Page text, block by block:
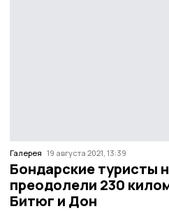
Галерея 19 августа 2021, 13:39
Бондарские туристы
преодолели 230
Битюг и Дон